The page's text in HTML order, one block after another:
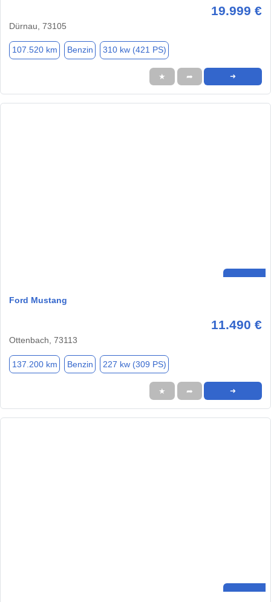
19.999 €
Dürnau, 73105
107.520 km Benzin 310 kw (421 PS)
★ ➦ ➜
Ford Mustang
11.490 €
Ottenbach, 73113
137.200 km Benzin 227 kw (309 PS)
★ ➦ ➜